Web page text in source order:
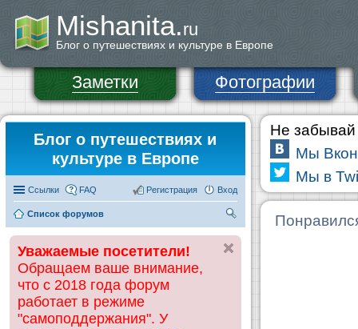
Mishanita.ru
Блог о путешествиях и культуре в Европе
Заметки Фотографии
Блог о путешествиях и
культуре в Европе
Ссылки FAQ Вход
Регистрация
Список форумов
ск
Уважаемые посетители!
Обращаем ваше внимание,
что с 2018 года форум
работает в режиме
"самоподдержания". У
Не забывай
Мы
Мы в